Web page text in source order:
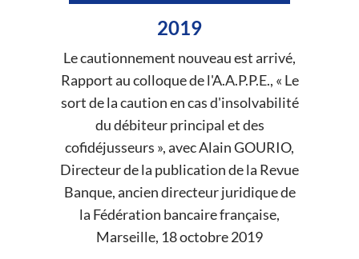
2019
Le cautionnement nouveau est arrivé,
Rapport au colloque de l'A.A.P.P.E., « Le
sort de la caution en cas d'insolvabilité
du débiteur principal et des
cofidéjusseurs », avec Alain GOURIO,
Directeur de la publication de la Revue
Banque, ancien directeur juridique de
la Fédération bancaire française,
Marseille, 18 octobre 2019